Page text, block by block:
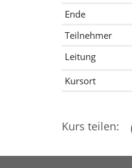
Ende
Teilnehmer
Leitung
Kursort
Kurs teilen: